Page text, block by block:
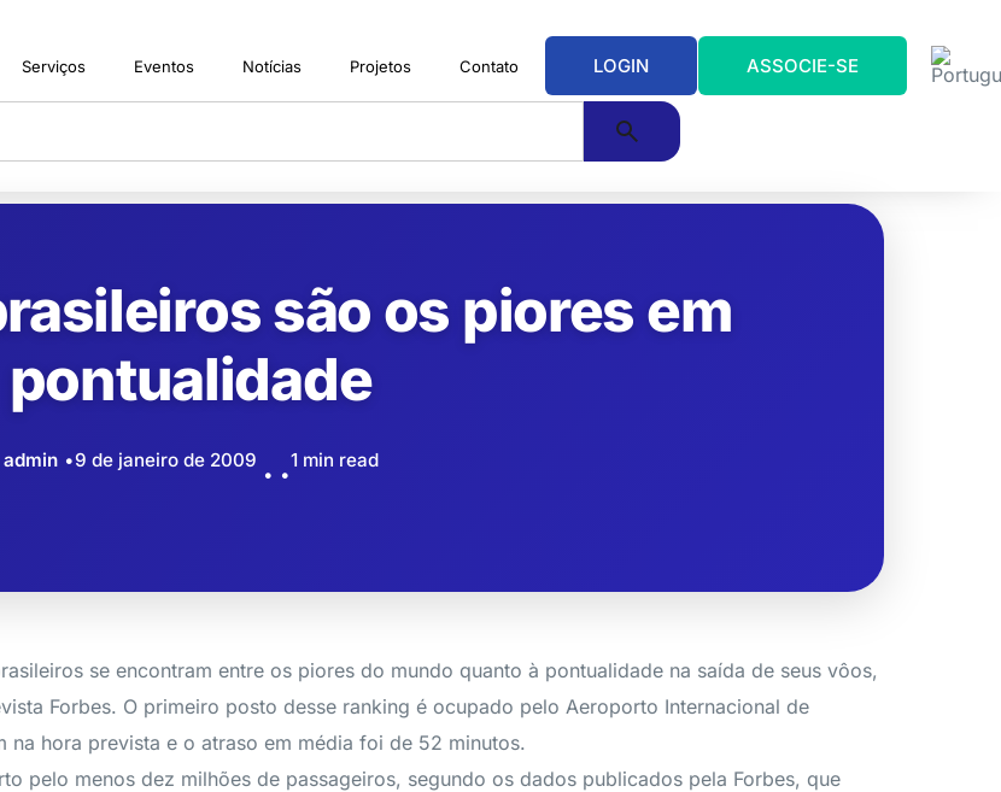
Serviços Eventos Notícias Projetos Contato LOGIN ASSOCIE-SE
são os piores em
pontualidade
admin 9 de janeiro de 2009 1 min read
se encontram entre os piores do mundo quanto à pontualidade na saída de seus vôos,
Forbes. O primeiro posto desse ranking é ocupado pelo Aeroporto Internacional de
hora prevista e o atraso em média foi de 52 minutos.
pelo menos dez milhões de passageiros, segundo os dados publicados pela Forbes, que